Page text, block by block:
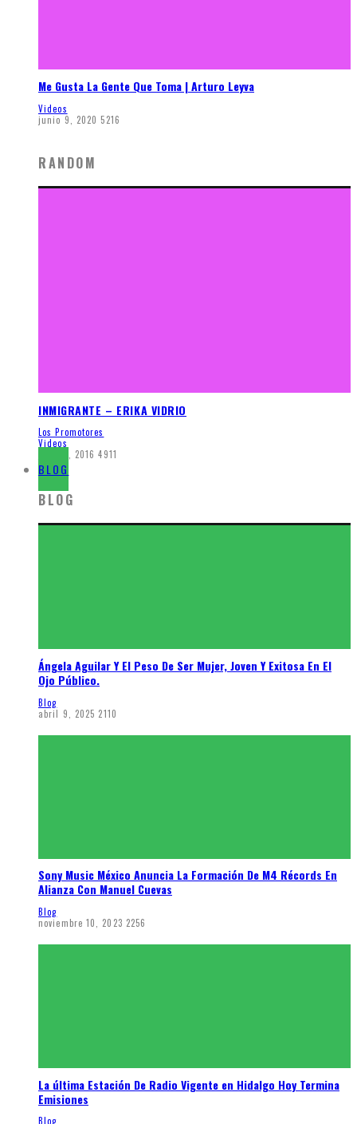
Me Gusta La Gente Que Toma | Arturo Leyva
Videos
junio 9, 2020 5216
RANDOM
INMIGRANTE – ERIKA VIDRIO
Los Promotores
Videos
junio 1, 2016 4911
BLOG
BLOG
Ángela Aguilar Y El Peso De Ser Mujer, Joven Y Exitosa En El
Ojo Público.
Blog
abril 9, 2025 2110
Sony Music México Anuncia La Formación De M4 Récords En
Alianza Con Manuel Cuevas
Blog
noviembre 10, 2023 2256
La última Estación De Radio Vigente en Hidalgo Hoy Termina
Emisiones
Blog